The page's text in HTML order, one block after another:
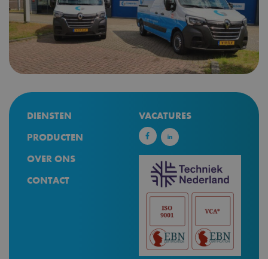
DIENSTEN
PRODUCTEN
OVER ONS
CONTACT
VACATURES
Prestatiecookies worden gebruikt om te zien hoe bezoekers de website
gebruiken, bijv. analytische cookies. Deze cookies kunnen niet worden
gebruikt om een bepaalde bezoeker direct te identificeren.
Naam
Aanbieder
/ Domein
Vervaldatum Omschrijving
Google Analytics
te behouden.
1 jaar 1
maand
Analytics - wat een
belangrijke update
is van de meer
algemeen
analyseservice van
cookie wordt
unieke gebruikers
te onderscheiden
door een
willekeurig